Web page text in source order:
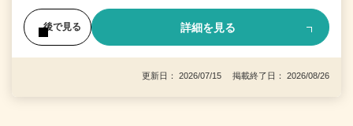
後で見る 詳細を見る
更新日： 2026/07/15 掲載終了日： 2026/08/26